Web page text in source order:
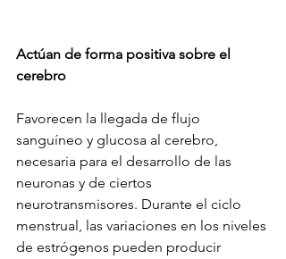
Actúan de forma positiva sobre el
cerebro
Favorecen la llegada de flujo
sanguíneo y glucosa al cerebro,
necesaria para el desarrollo de las
neuronas y de ciertos
neurotransmisores. Durante el ciclo
menstrual, las variaciones en los niveles
de estrógenos pueden producir